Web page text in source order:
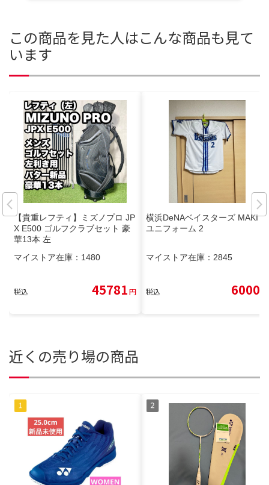
この商品を見た人はこんな商品も見て
います
【貴重レフティ】ミズノプロ JP
X E500 ゴルフクラブセット 豪
華13本 左
マイストア在庫： 1480
税込 45781円
横浜DeNAベイスターズ MAKI
ユニフォーム 2
マイストア在庫： 2845
税込 6000
近くの売り場の商品